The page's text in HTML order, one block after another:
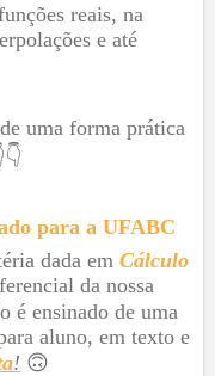
reais, na
e até
uma forma prática
para a UFABC
dada em Cálculo
da nossa
é ensinado de uma
aluno, em texto e
! 🙃